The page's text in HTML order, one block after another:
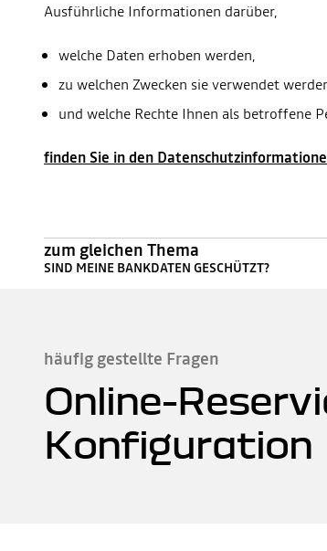
Ausführliche Informationen darüber,
welche Daten erhoben werden,
zu welchen Zwecken sie verwendet
und welche Rechte Ihnen als betroffene
finden Sie in den
zum gleichen Thema
SIND MEINE BANKDATEN GESCHÜTZT?
häufig gestellte Fragen
Online-
Konfiguration